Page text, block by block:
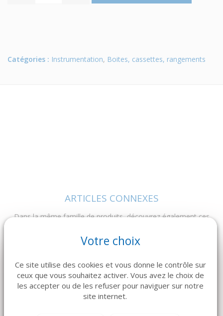
Catégories : Instrumentation, Boites, cassettes, rangements
ARTICLES CONNEXES
Dans la même famille de produits, découvrez également ces
Votre choix
Ce site utilise des cookies et vous donne le contrôle sur
ceux que vous souhaitez activer. Vous avez le choix de
les accepter ou de les refuser pour naviguer sur notre
site internet.